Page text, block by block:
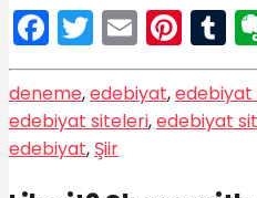
Facebook
Twitter
Email
deneme,edebiyat,edebiyat
edebiyat siteleri,edebiyat
edebiyat, Şiir